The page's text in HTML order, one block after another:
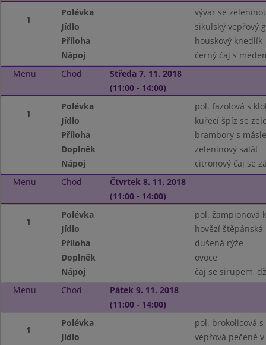
1
Polévka
vývar se
Jídlo
sikulský vepřový
Příloha
houskový knedlík
Nápoj
černý čaj s
Menu
Chod
Středa 7. 11. 2018
(11:00 - 14:00)
1
Polévka
pol. fazolová s
Jídlo
kuřecí špíz se
Příloha
brambory s
Doplněk
zeleninový salát
Nápoj
citronový čaj se
Menu
Chod
Čtvrtek 8. 11. 2018
(11:00 - 14:00)
1
Polévka
pol. žampionová
Jídlo
hovězí štěpánská
Příloha
dušená rýže
Doplněk
ovoce
Nápoj
čaj se sirupem,
Menu
Chod
Pátek 9. 11. 2018
(11:00 - 14:00)
1
Polévka
pol. brokolicová
Jídlo
vepřová pečeně